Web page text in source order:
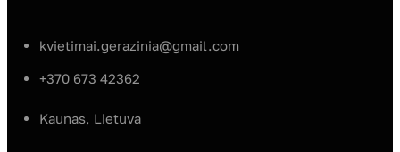
kvietimai.gerazinia@gmail.com
+370 673 42362
Kaunas, Lietuva